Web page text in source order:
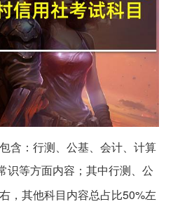
含：行测、公基、会计、计算
识等方面内容；其中行测、公
，其他科目内容总占比50%左